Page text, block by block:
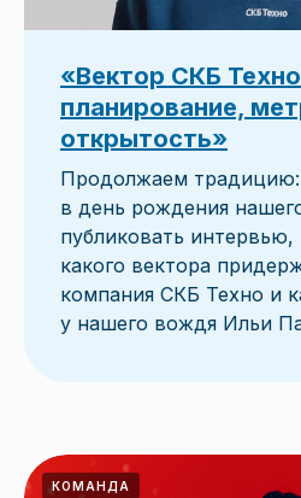
«Вектор СКБ
планирование,
открытость»
Продолжаем
в день рождения
публиковать интервью,
какого вектора
компания СКБ Техно и
у нашего вождя Ильи
КОМАНДА